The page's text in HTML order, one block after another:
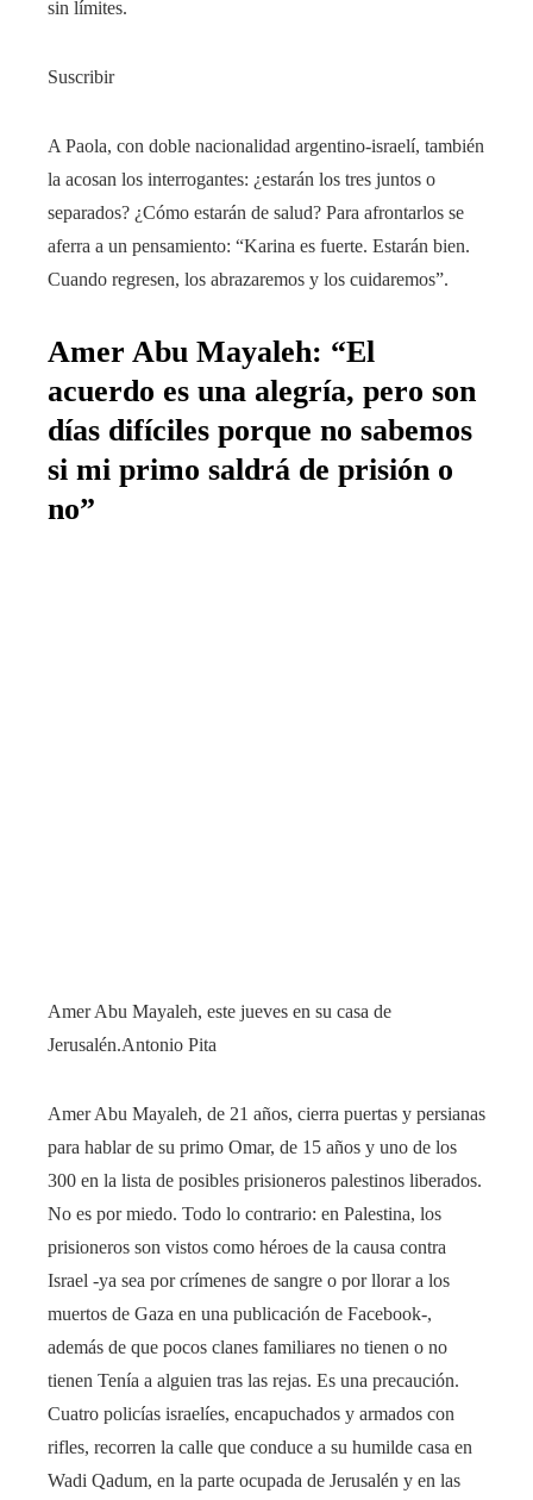
sin límites.
Suscribir
A Paola, con doble nacionalidad argentino-israelí, también
la acosan los interrogantes: ¿estarán los tres juntos o
separados? ¿Cómo estarán de salud? Para afrontarlos se
aferra a un pensamiento: “Karina es fuerte. Estarán bien.
Cuando regresen, los abrazaremos y los cuidaremos”.
Amer Abu Mayaleh: “El
acuerdo es una alegría, pero son
días difíciles porque no sabemos
si mi primo saldrá de prisión o
no”
Amer Abu Mayaleh, este jueves en su casa de
Jerusalén.Antonio Pita
Amer Abu Mayaleh, de 21 años, cierra puertas y persianas
para hablar de su primo Omar, de 15 años y uno de los
300 en la lista de posibles prisioneros palestinos liberados.
No es por miedo. Todo lo contrario: en Palestina, los
prisioneros son vistos como héroes de la causa contra
Israel -ya sea por crímenes de sangre o por llorar a los
muertos de Gaza en una publicación de Facebook-,
además de que pocos clanes familiares no tienen o no
tienen Tenía a alguien tras las rejas. Es una precaución.
Cuatro policías israelíes, encapuchados y armados con
rifles, recorren la calle que conduce a su humilde casa en
Wadi Qadum, en la parte ocupada de Jerusalén y en las